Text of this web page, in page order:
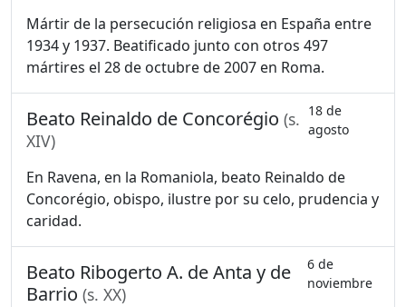
Mártir de la persecución religiosa en España entre
1934 y 1937. Beatificado junto con otros 497
mártires el 28 de octubre de 2007 en Roma.
Beato Reinaldo de Concorégio (s.
XIV)
18 de
agosto
En Ravena, en la Romaniola, beato Reinaldo de
Concorégio, obispo, ilustre por su celo, prudencia y
caridad.
Beato Ribogerto A. de Anta y de
Barrio (s. XX)
6 de
noviembre